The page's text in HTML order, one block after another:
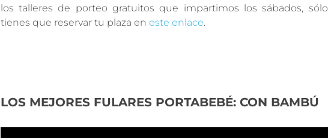
los talleres de porteo gratuitos que impartimos los sábados, sólo
tienes que reservar tu plaza en este enlace.
LOS MEJORES FULARES PORTABEBÉ: CON BAMBÚ